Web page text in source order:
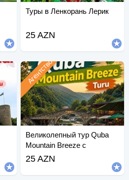
Туры в Ленкорань Лерик
25 AZN
Великолепный тур Quba
Mountain Breeze с
ежедневными
Агентство
25 AZN